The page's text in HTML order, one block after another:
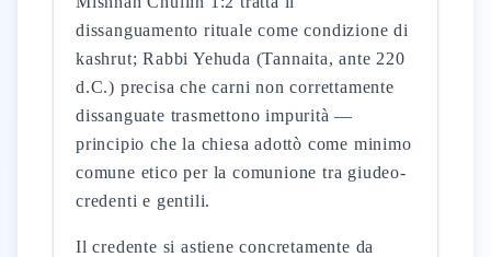
dissanguamento rituale come condizione di
kashrut; Rabbi Yehuda (Tannaita, ante 220
d.C.) precisa che carni non correttamente
dissanguate trasmettono impurità —
principio che la chiesa adottò come minimo
comune etico per la comunione tra giudeo-
credenti e gentili.
Il credente si astiene concretamente da